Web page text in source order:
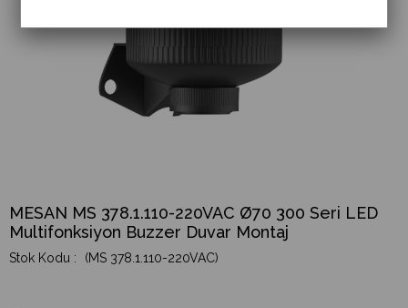
MESAN MS 378.1.110-220VAC Ø70 300 Seri LED
Multifonksiyon Buzzer Duvar Montaj
(MS 378.1.110-220VAC)